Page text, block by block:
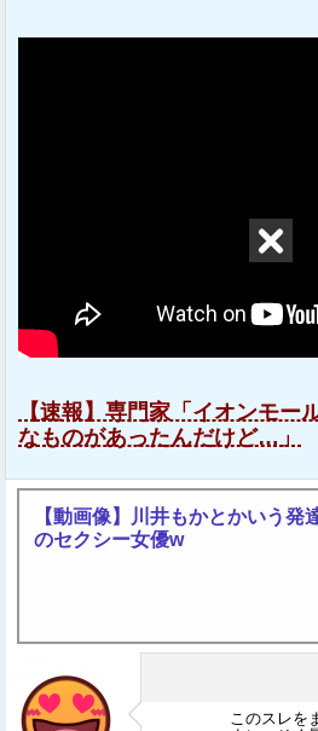
【速報】専門家「イオンモー
なものがあったんだけど…」
【動画像】川井もかとかいう発
のセクシー女優w
このスレを